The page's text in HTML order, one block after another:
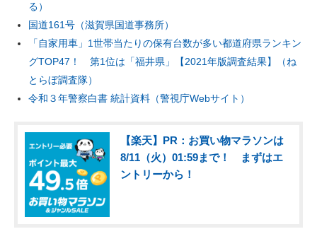
る）
国道161号（滋賀県国道事務所）
「自家用車」1世帯当たりの保有台数が多い都道府県ランキン
グTOP47！ 第1位は「福井県」【2021年版調査結果】（ね
とらぼ調査隊）
令和３年警察白書 統計資料（警視庁Webサイト）
【楽天】PR：お買い物マラソンは
8/11（火）01:59まで！ まずはエ
ントリーから！